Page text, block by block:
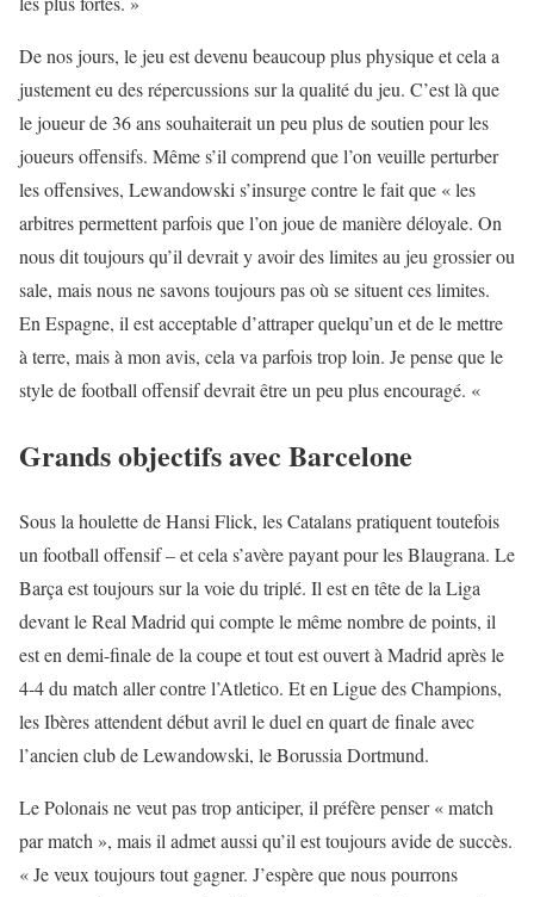
De nos jours, le jeu est devenu beaucoup plus physique et cela a
justement eu des répercussions sur la qualité du jeu. C’est là que
le joueur de 36 ans souhaiterait un peu plus de soutien pour les
joueurs offensifs. Même s’il comprend que l’on veuille perturber
les offensives, Lewandowski s’insurge contre le fait que « les
arbitres permettent parfois que l’on joue de manière déloyale. On
nous dit toujours qu’il devrait y avoir des limites au jeu grossier ou
sale, mais nous ne savons toujours pas où se situent ces limites.
En Espagne, il est acceptable d’attraper quelqu’un et de le mettre
à terre, mais à mon avis, cela va parfois trop loin. Je pense que le
style de football offensif devrait être un peu plus encouragé. «
Grands objectifs avec Barcelone
Sous la houlette de Hansi Flick, les Catalans pratiquent toutefois
un football offensif – et cela s’avère payant pour les Blaugrana. Le
Barça est toujours sur la voie du triplé. Il est en tête de la Liga
devant le Real Madrid qui compte le même nombre de points, il
est en demi-finale de la coupe et tout est ouvert à Madrid après le
4-4 du match aller contre l’Atletico. Et en Ligue des Champions,
les Ibères attendent début avril le duel en quart de finale avec
l’ancien club de Lewandowski, le Borussia Dortmund.
Le Polonais ne veut pas trop anticiper, il préfère penser « match
par match », mais il admet aussi qu’il est toujours avide de succès.
« Je veux toujours tout gagner. J’espère que nous pourrons